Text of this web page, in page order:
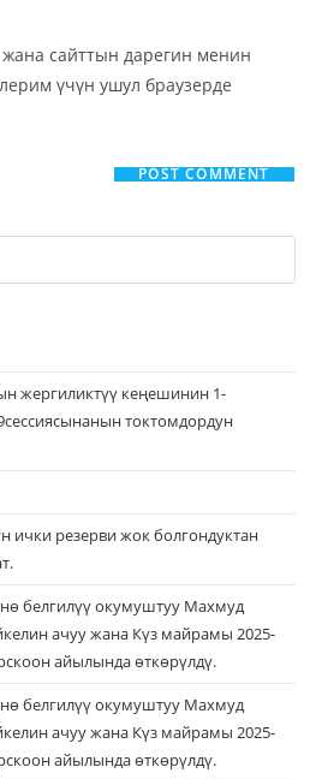
сайттын дарегин менин
үчүн ушул браузерде
жергиликтүү кеңешинин 1-
токтомдордун
ички резерви жок болгондуктан
белгилүү окумуштуу Махмуд
ачуу жана Күз майрамы 2025-
айылында өткөрүлдү.
белгилүү окумуштуу Махмуд
ачуу жана Күз майрамы 2025-
айылында өткөрүлдү.